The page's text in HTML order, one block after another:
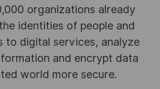
organizations already
identities of people and
to digital services, analyze
and encrypt data
world more secure.